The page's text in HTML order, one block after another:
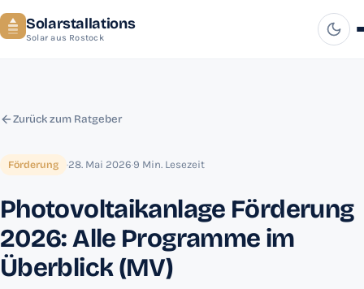
Solarstallations
Solar aus Rostock
Zurück zum Ratgeber
Förderung ·28. Mai 2026·9 Min. Lesezeit
Photovoltaikanlage Förderung
2026: Alle Programme im
Überblick (MV)